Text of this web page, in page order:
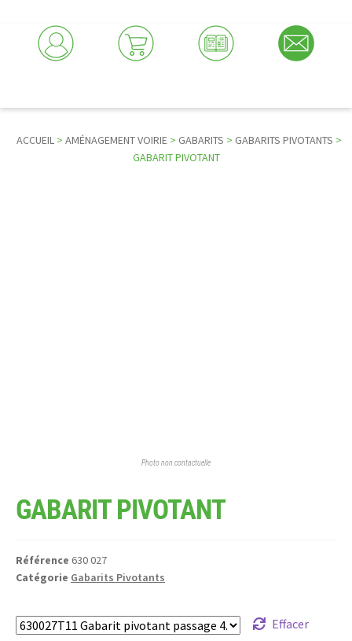
ACCUEIL> AMÉNAGEMENT VOIRIE> GABARITS > GABARITS PIVOTANTS >
GABARIT PIVOTANT
Photo non contactuelle
GABARIT PIVOTANT
Référence 630 027
Catégorie Gabarits Pivotants
Effacer